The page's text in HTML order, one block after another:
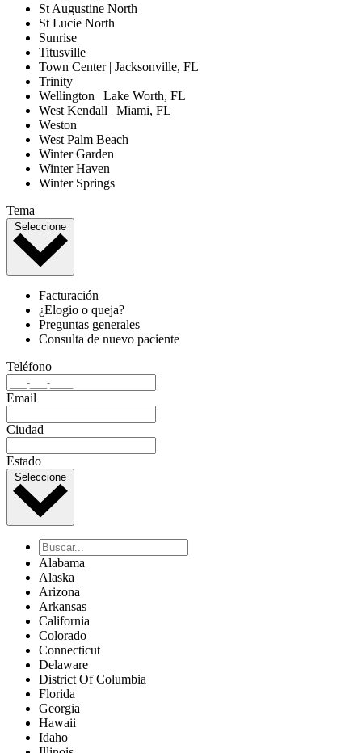
St Augustine North
St Lucie North
Sunrise
Titusville
Town Center | Jacksonville, FL
Trinity
Wellington | Lake Worth, FL
West Kendall | Miami, FL
Weston
West Palm Beach
Winter Garden
Winter Haven
Winter Springs
Tema
Seleccione
Facturación
¿Elogio o queja?
Preguntas generales
Consulta de nuevo paciente
Teléfono
Email
Ciudad
Estado
Seleccione
Alabama
Alaska
Arizona
Arkansas
California
Colorado
Connecticut
Delaware
District Of Columbia
Florida
Georgia
Hawaii
Idaho